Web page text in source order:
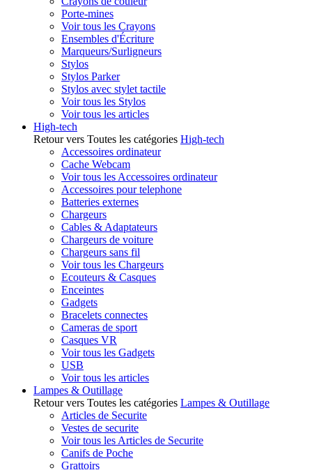
Porte-mines
Voir tous les Crayons
Ensembles d'Écriture
Marqueurs/Surligneurs
Stylos
Stylos Parker
Stylos avec stylet tactile
Voir tous les Stylos
Voir tous les articles
High-tech
Retour vers Toutes les catégories High-tech
Accessoires ordinateur
Cache Webcam
Voir tous les Accessoires ordinateur
Accessoires pour telephone
Batteries externes
Chargeurs
Cables & Adaptateurs
Chargeurs de voiture
Chargeurs sans fil
Voir tous les Chargeurs
Ecouteurs & Casques
Enceintes
Gadgets
Bracelets connectes
Cameras de sport
Casques VR
Voir tous les Gadgets
USB
Voir tous les articles
Lampes & Outillage
Retour vers Toutes les catégories Lampes & Outillage
Articles de Securite
Vestes de securite
Voir tous les Articles de Securite
Canifs de Poche
Grattoirs